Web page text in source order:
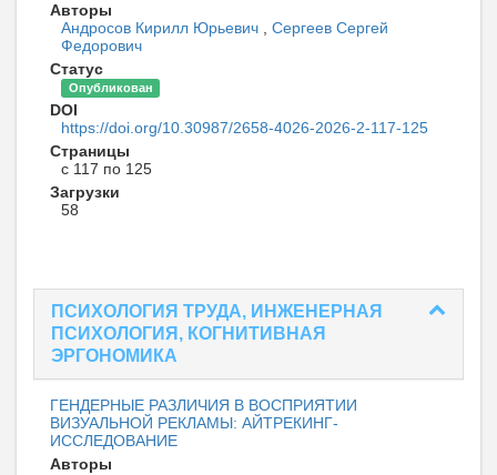
Авторы
Андросов Кирилл Юрьевич
Сергеев Сергей
Федорович
Статус
Опубликован
DOI
https://doi.org/10.30987/2658-4026-2026-2-117-125
Страницы
с 117 по 125
Загрузки
58
ПСИХОЛОГИЯ ТРУДА, ИНЖЕНЕРНАЯ
ПСИХОЛОГИЯ, КОГНИТИВНАЯ
ЭРГОНОМИКА
ГЕНДЕРНЫЕ РАЗЛИЧИЯ В ВОСПРИЯТИИ
ВИЗУАЛЬНОЙ РЕКЛАМЫ: АЙТРЕКИНГ-
ИССЛЕДОВАНИЕ
Авторы